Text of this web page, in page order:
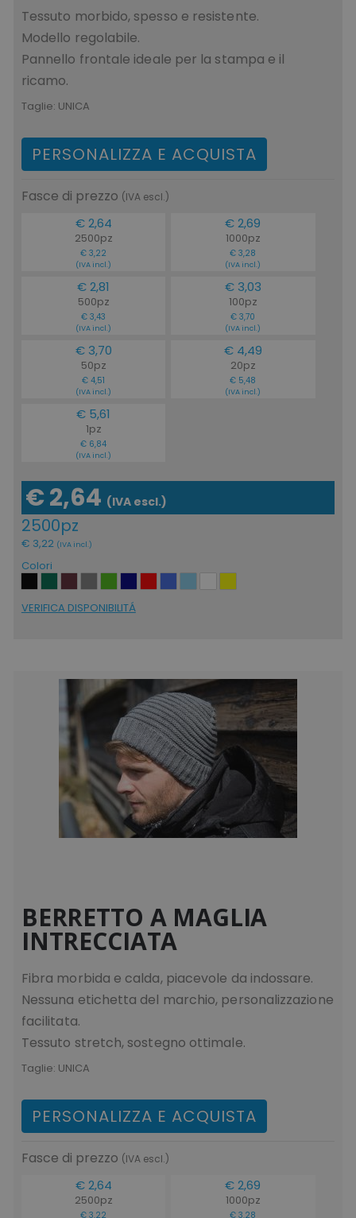
Tessuto morbido, spesso e resistente.
Modello regolabile.
Pannello frontale ideale per la stampa e il
ricamo.
Taglie: UNICA
PERSONALIZZA E ACQUISTA
Fasce di prezzo (IVA escl.)
€ 2,64
2500pz
€ 3,22
(IVA incl.)
€ 2,69
1000pz
€ 3,28
(IVA incl.)
€ 2,81
500pz
€ 3,43
(IVA incl.)
€ 3,03
100pz
€ 3,70
(IVA incl.)
€ 3,70
50pz
€ 4,51
(IVA incl.)
€ 4,49
20pz
€ 5,48
(IVA incl.)
€ 5,61
1pz
€ 6,84
(IVA incl.)
€ 2,64 (IVA escl.)
2500pz
€ 3,22 (IVA incl.)
Colori
VERIFICA DISPONIBILITÁ
BERRETTO A MAGLIA
INTRECCIATA
Fibra morbida e calda, piacevole da indossare.
Nessuna etichetta del marchio, personalizzazione
facilitata.
Tessuto stretch, sostegno ottimale.
Taglie: UNICA
PERSONALIZZA E ACQUISTA
Fasce di prezzo (IVA escl.)
€ 2,64
2500pz
€ 3,22
€ 2,69
1000pz
€ 3,28